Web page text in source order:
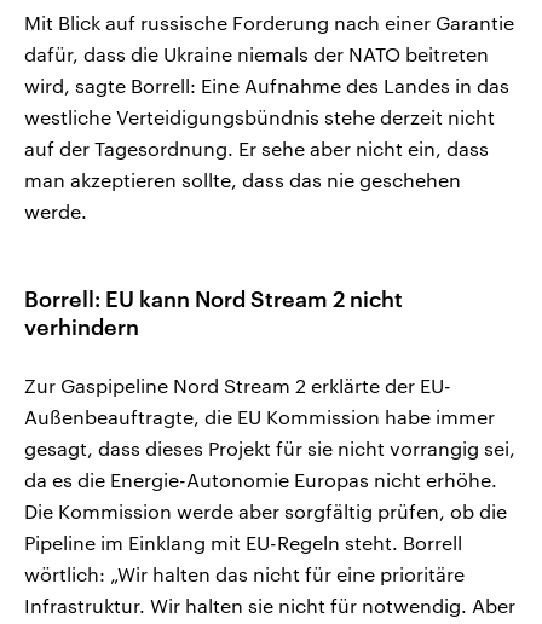
Mit Blick auf russische Forderung nach einer Garantie
dafür, dass die Ukraine niemals der NATO beitreten
wird, sagte Borrell: Eine Aufnahme des Landes in das
westliche Verteidigungsbündnis stehe derzeit nicht
auf der Tagesordnung. Er sehe aber nicht ein, dass
man akzeptieren sollte, dass das nie geschehen
werde.
Borrell: EU kann Nord Stream 2 nicht
verhindern
Zur Gaspipeline Nord Stream 2 erklärte der EU-
Außenbeauftragte, die EU Kommission habe immer
gesagt, dass dieses Projekt für sie nicht vorrangig sei,
da es die Energie-Autonomie Europas nicht erhöhe.
Die Kommission werde aber sorgfältig prüfen, ob die
Pipeline im Einklang mit EU-Regeln steht. Borrell
wörtlich: „Wir halten das nicht für eine prioritäre
Infrastruktur. Wir halten sie nicht für notwendig. Aber